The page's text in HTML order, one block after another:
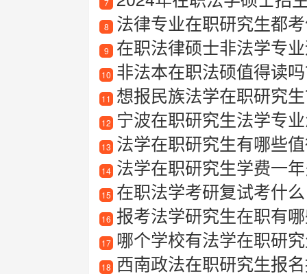
7
8 法律专业在职研究生都
9 在职法律硕士非法学专业适
10 非法本在职法硕值得读
11 想报民族法学在职研究
12 宁波在职研究生法学专
13 法学在职研究生有哪些
14 法学在职研究生学费一
15 在职法学考研复试考什么
16 报考法学研究生在职有哪
17 哪个学校有法学在职研
18 西南政法在职研究生报